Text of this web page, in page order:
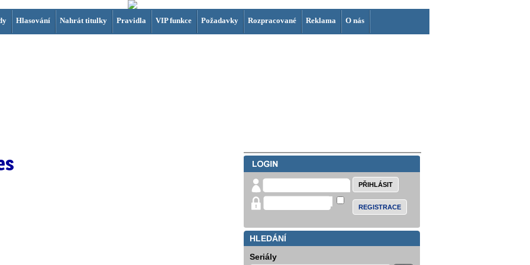
Hlasování Nahrát titulky Pravidla VIP funkce Požadavky Rozpracované Reklama O nás
REGISTRACE
HLEDÁNÍ
Seriály